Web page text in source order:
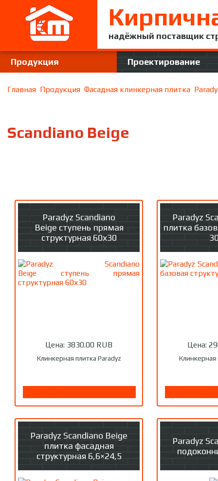
надёжный поставщик
Продукция Проектирование
Главная Продукция Фасадная клинкерная плитка
Scandiano Beige
Paradyz Scandiano
Beige ступень прямая
структурная 60х30
Цена: 3830.00 RUB
Клинкерная плитка Paradyz
Paradyz
плитка
Цена:
Клинкерная
Paradyz Scandiano Beige
плитка фасадная
структурная 6,6×24,5
Paradyz